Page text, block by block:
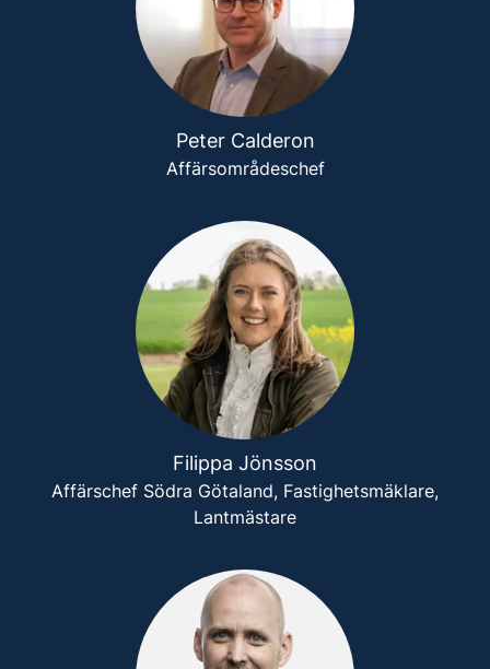
Peter Calderon
Affärsområdeschef
Filippa Jönsson
Affärschef Södra Götaland, Fastighetsmäklare,
Lantmästare